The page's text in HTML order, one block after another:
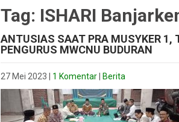
Tag: ISHARI
ANTUSIAS SAAT PRA MUSYKER 1,
PENGURUS MWCNU BUDURAN
27 Mei 2023 1 Komentar
Berita